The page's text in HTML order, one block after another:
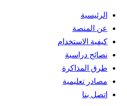
الرئيسية
عن المنصة
كيفية الاستخدام
نصائح دراسية
طرق المذاكرة
مصادر تعليمية
اتصل بنا